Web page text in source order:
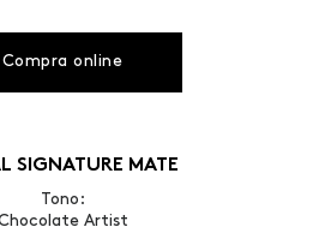
Compra online
SIGNATURE MATE
Tono:
Artist